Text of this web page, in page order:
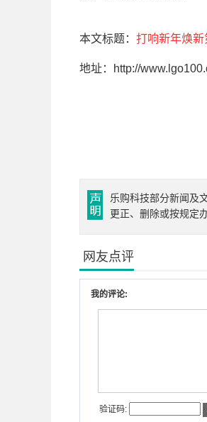
本文标题： 打响新年焕
地址：http://
乐购科技部分新闻及
更正、删除或按规定
网友点评
我的评论:
验证码: